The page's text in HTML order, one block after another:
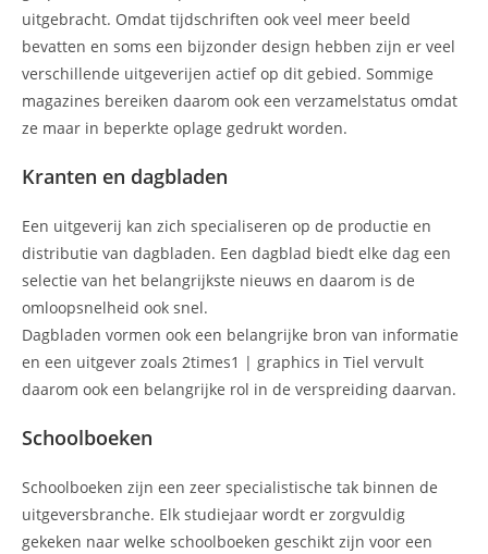
uitgebracht. Omdat tijdschriften ook veel meer beeld
bevatten en soms een bijzonder design hebben zijn er veel
verschillende uitgeverijen actief op dit gebied. Sommige
magazines bereiken daarom ook een verzamelstatus omdat
ze maar in beperkte oplage gedrukt worden.
Kranten en dagbladen
Een uitgeverij kan zich specialiseren op de productie en
distributie van dagbladen. Een dagblad biedt elke dag een
selectie van het belangrijkste nieuws en daarom is de
omloopsnelheid ook snel.
Dagbladen vormen ook een belangrijke bron van informatie
en een uitgever zoals 2times1 | graphics in Tiel vervult
daarom ook een belangrijke rol in de verspreiding daarvan.
Schoolboeken
Schoolboeken zijn een zeer specialistische tak binnen de
uitgeversbranche. Elk studiejaar wordt er zorgvuldig
gekeken naar welke schoolboeken geschikt zijn voor een